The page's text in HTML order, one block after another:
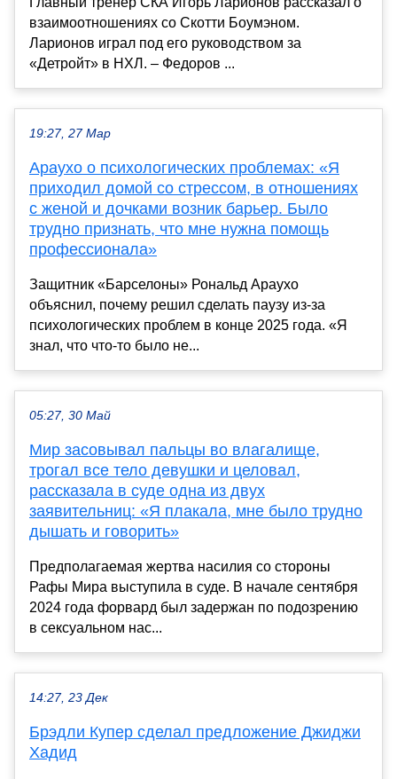
взаимоотношениях со Скотти Боумэном.
Ларионов играл под его руководством за
«Детройт» в НХЛ. – Федоров ...
19:27, 27 Мар
Араухо о психологических проблемах: «Я
приходил домой со стрессом, в отношениях
с женой и дочками возник барьер. Было
трудно признать, что мне нужна помощь
профессионала»
Защитник «Барселоны» Рональд Араухо
объяснил, почему решил сделать паузу из-за
психологических проблем в конце 2025 года. «Я
знал, что что-то было не...
05:27, 30 Май
Мир засовывал пальцы во влагалище,
трогал все тело девушки и целовал,
рассказала в суде одна из двух
заявительниц: «Я плакала, мне было трудно
дышать и говорить»
Предполагаемая жертва насилия со стороны
Рафы Мира выступила в суде. В начале сентября
2024 года форвард был задержан по подозрению
в сексуальном нас...
14:27, 23 Дек
Брэдли Купер сделал предложение Джиджи
Хадид